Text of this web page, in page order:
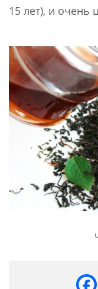
15 лет), и очень